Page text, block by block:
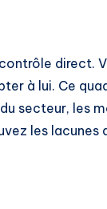
direct.
à lui. Ce
secteur, les
les lacunes